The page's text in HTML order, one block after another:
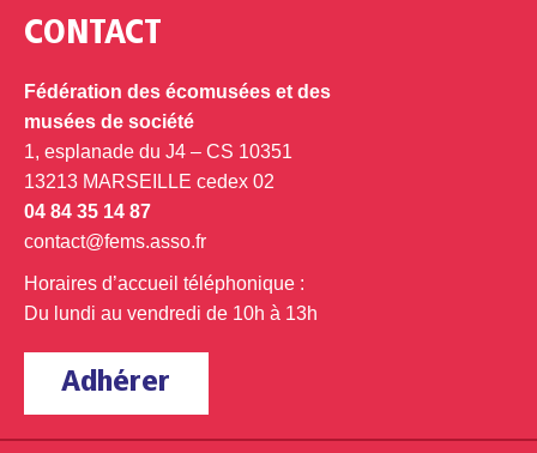
CONTACT
Fédération des écomusées et des
musées de société
1, esplanade du J4 – CS 10351
13213 MARSEILLE cedex 02
04 84 35 14 87
contact@fems.asso.fr
Horaires d’accueil téléphonique :
Du lundi au vendredi de 10h à 13h
Adhérer